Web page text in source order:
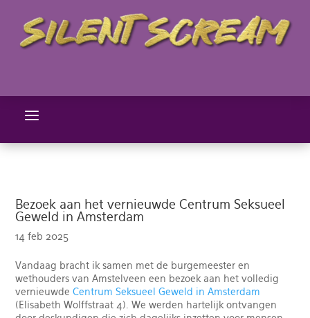
a
Bezoek aan het vernieuwde Centrum Seksueel
Geweld in Amsterdam
14 feb 2025
Vandaag bracht ik samen met de burgemeester en
wethouders van Amstelveen een bezoek aan het volledig
vernieuwdeCentrum Seksueel Geweld in Amsterdam
(Elisabeth Wolffstraat 4). We werden hartelijk ontvangen